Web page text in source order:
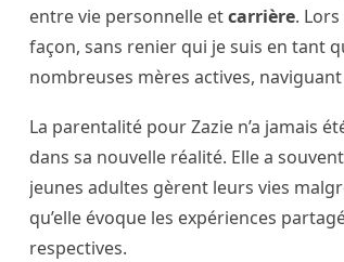
entre vie personnelle etcarrière.
façon, sans renier qui je suis en tant
nombreuses mères actives,
La parentalité pour Zazie n’a jamais
dans sa nouvelle réalité. Elle a
jeunes adultes gèrent leurs vies
qu’elle évoque les expériences
respectives.